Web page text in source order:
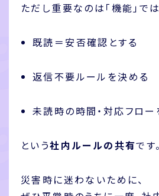
ただし重要なのは「機能」では
既読＝安否確認とする
返信不要ルールを決める
未読時の時間・対応フロー
という社内ルールの共有です。
災害時に迷わないために、